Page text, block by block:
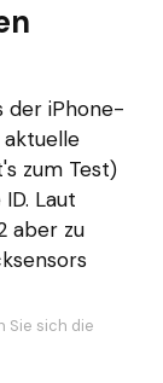
der iPhone-
zum Test)
Laut
aber zu
Sie sich die